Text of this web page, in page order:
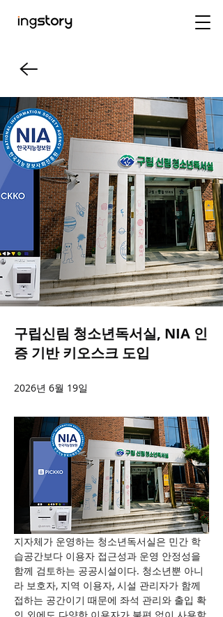
구립신림 청소년독서실, NIA 인
증 기반 키오스크 도입
2026년 6월 19일
지자체가 운영하는 청소년독서실은 민간 학
습공간보다 이용자 접근성과 운영 안정성을
함께 검토하는 공공시설이다. 청소년뿐 아니
라 보호자, 지역 이용자, 시설 관리자가 함께
접하는 공간이기 때문에 좌석 관리와 출입 확